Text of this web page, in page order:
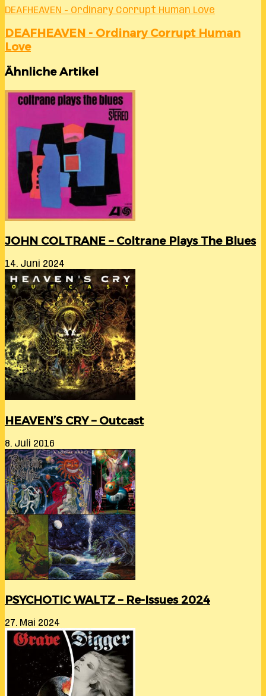
DEAFHEAVEN - Ordinary Corrupt Human Love
DEAFHEAVEN - Ordinary Corrupt Human
Love
Ähnliche Artikel
JOHN COLTRANE – Coltrane Plays The Blues
14. Juni 2024
HEAVEN’S CRY – Outcast
8. Juli 2016
PSYCHOTIC WALTZ – Re-Issues 2024
27. Mai 2024